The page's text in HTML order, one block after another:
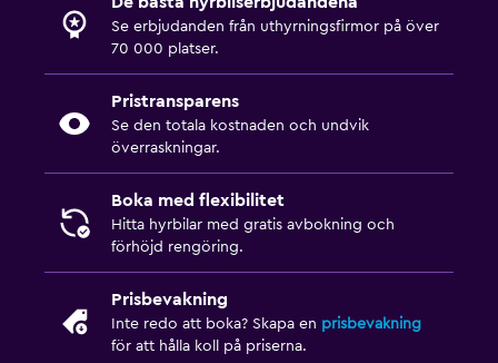
Se erbjudanden från uthyrningsfirmor på över
70 000 platser.
Pristransparens
Se den totala kostnaden och undvik
överraskningar.
Boka med flexibilitet
Hitta hyrbilar med gratis avbokning och
förhöjd rengöring.
Prisbevakning
Inte redo att boka? Skapa en prisbevakning
för att hålla koll på priserna.